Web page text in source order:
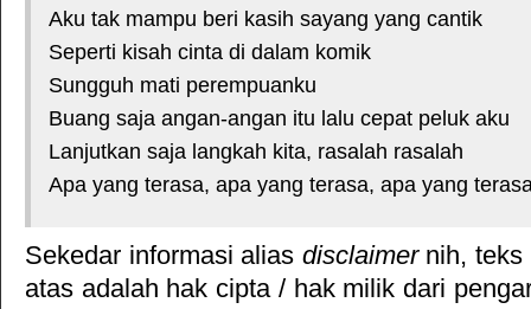
Aku tak mampu beri kasih sayang yang cantik
Seperti kisah cinta di dalam komik
Sungguh mati perempuanku
Buang saja angan-angan itu lalu cepat peluk aku
Lanjutkan saja langkah kita, rasalah rasalah
Apa yang terasa, apa yang terasa, apa yang
Sekedar informasi alias disclaimernih, teks
atas adalah hak cipta / hak milik dari